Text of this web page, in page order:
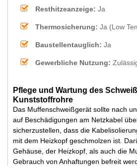
Resthitzeanzeige: Ja
Thermosicherung: Ja (Low
Baustellentauglich: Ja
Gewerbliche Nutzung:
Pflege und Wartung des
Kunststoffrohre
Das Muffenschweißgerät sollte nach
auf Beschädigungen am Netzkabel
sicherzustellen, dass die
mit dem Heizkopf geschmolzen ist.
Gehäuse, der Heizkopf, als auch die
Gebrauch von Anhaftungen befreit